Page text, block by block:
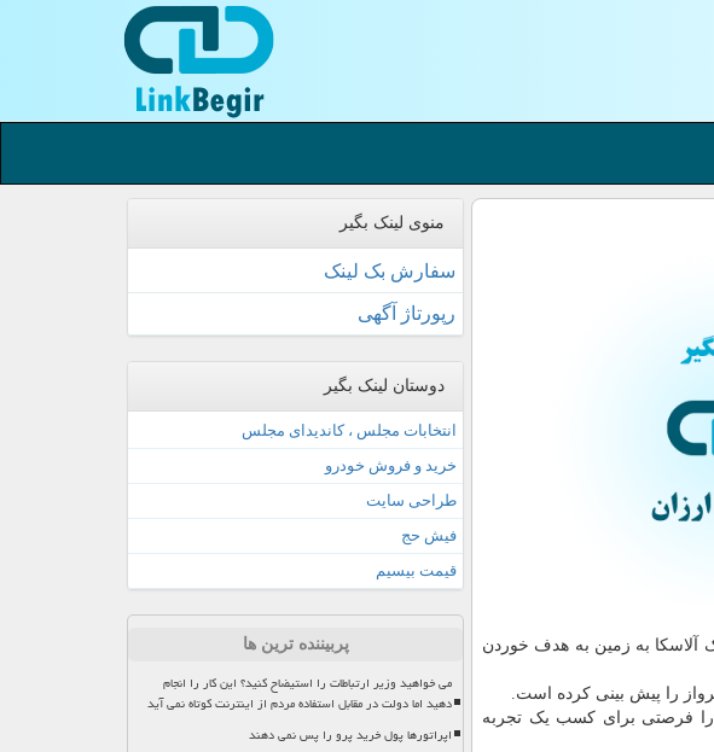
آلاسکا به زمین به هدف خوردن
را پیش بینی کرده است.
را فرصتی برای کسب یک تجربه
منوی لینک بگیر
سفارش بک لینک
رپورتاژ آگهی
دوستان لینک بگیر
انتخابات مجلس ، کاندیدای مجلس
خرید و فروش خودرو
طراحی سایت
فیش حج
قیمت بیسیم
پربیننده ترین ها
می خواهید وزیر ارتباطات را استیضاح کنید؟ این کار را انجام
دهید اما دولت در مقابل استفاده مردم از اینترنت کوتاه نمی آید
اپراتورها پول خرید پرو را پس نمی دهند